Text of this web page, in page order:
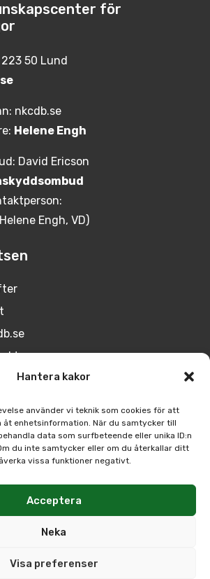
Hantera kakor
använder vi teknik som cookies för att
åt enhetsinformation. När du samtycker till
data som surfbeteende eller unika ID:n
du inte samtycker eller om du återkallar ditt
vissa funktioner negativt.
Acceptera
Neka
Visa preferenser
för
50 Lund
nkcdb.se
Helene Engh
David Ericson
Engh, VD)
på Nkcdb
kontaktpersoner